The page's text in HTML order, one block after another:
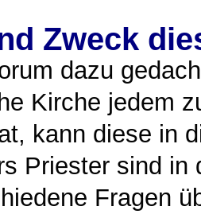
Zweck
dazu
Kirche jedem
kann diese in
Priester sind in
Fragen